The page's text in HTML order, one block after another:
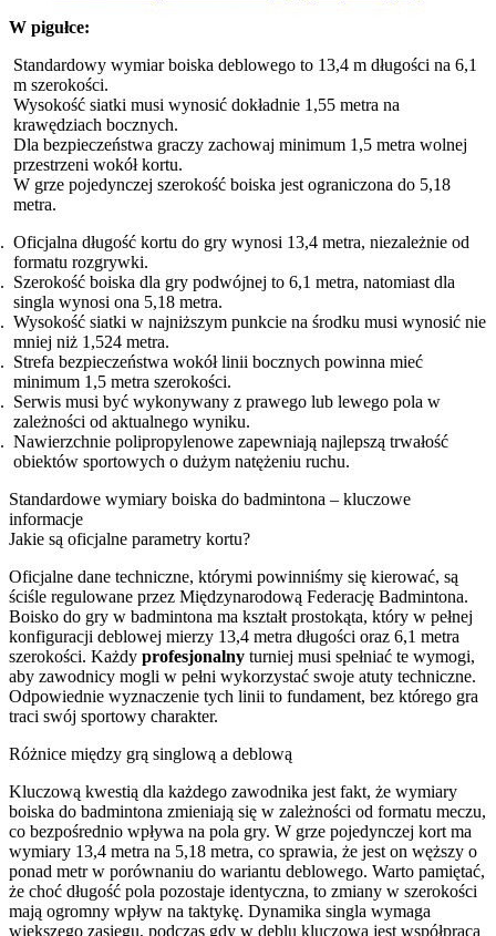
W pigułce:
Standardowy wymiar boiska deblowego to 13,4 m długości na 6,1
m szerokości.
Wysokość siatki musi wynosić dokładnie 1,55 metra na
krawędziach bocznych.
Dla bezpieczeństwa graczy zachowaj minimum 1,5 metra wolnej
przestrzeni wokół kortu.
W grze pojedynczej szerokość boiska jest ograniczona do 5,18
metra.
Oficjalna długość kortu do gry wynosi 13,4 metra, niezależnie od
formatu rozgrywki.
Szerokość boiska dla gry podwójnej to 6,1 metra, natomiast dla
singla wynosi ona 5,18 metra.
Wysokość siatki w najniższym punkcie na środku musi wynosić nie
mniej niż 1,524 metra.
Strefa bezpieczeństwa wokół linii bocznych powinna mieć
minimum 1,5 metra szerokości.
Serwis musi być wykonywany z prawego lub lewego pola w
zależności od aktualnego wyniku.
Nawierzchnie polipropylenowe zapewniają najlepszą trwałość
obiektów sportowych o dużym natężeniu ruchu.
Standardowe wymiary boiska do badmintona – kluczowe
informacje
Jakie są oficjalne parametry kortu?
Oficjalne dane techniczne, którymi powinniśmy się kierować, są
ściśle regulowane przez Międzynarodową Federację Badmintona.
Boisko do gry w badmintona ma kształt prostokąta, który w pełnej
konfiguracji deblowej mierzy 13,4 metra długości oraz 6,1 metra
szerokości. Każdy profesjonalny turniej musi spełniać te wymogi,
aby zawodnicy mogli w pełni wykorzystać swoje atuty techniczne.
Odpowiednie wyznaczenie tych linii to fundament, bez którego gra
traci swój sportowy charakter.
Różnice między grą singlową a deblową
Kluczową kwestią dla każdego zawodnika jest fakt, że wymiary
boiska do badmintona zmieniają się w zależności od formatu meczu,
co bezpośrednio wpływa na pola gry. W grze pojedynczej kort ma
wymiary 13,4 metra na 5,18 metra, co sprawia, że jest on węższy o
ponad metr w porównaniu do wariantu deblowego. Warto pamiętać,
że choć długość pola pozostaje identyczna, to zmiany w szerokości
mają ogromny wpływ na taktykę. Dynamika singla wymaga
większego zasięgu, podczas gdy w deblu kluczowa jest współpraca